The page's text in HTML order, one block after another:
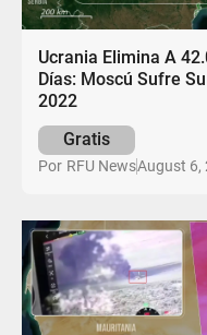
Ucrania Elimina A
Días: Moscú Sufre
2022
Gratis
Por RFU NewsAugust 6,